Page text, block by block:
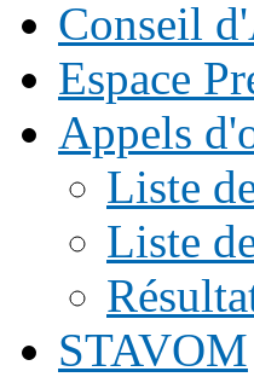
Conseil
Espace
Appels
Liste
Liste
STAVOM